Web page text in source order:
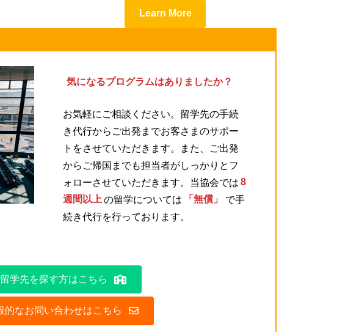
Learn More
気になるプログラムはありましたか？
お気軽にご相談ください。留学先の手続
き代行からご出発までお客さまのサポー
トをさせていただきます。また、ご出発
からご帰国までも担当者がしっかりとフ
ォローさせていただきます。当協会では 8
週間以上の留学については 「無償」
で手
続き代行を行っております。
留学先を探す方はこちら
的なお問い合わせはこちら